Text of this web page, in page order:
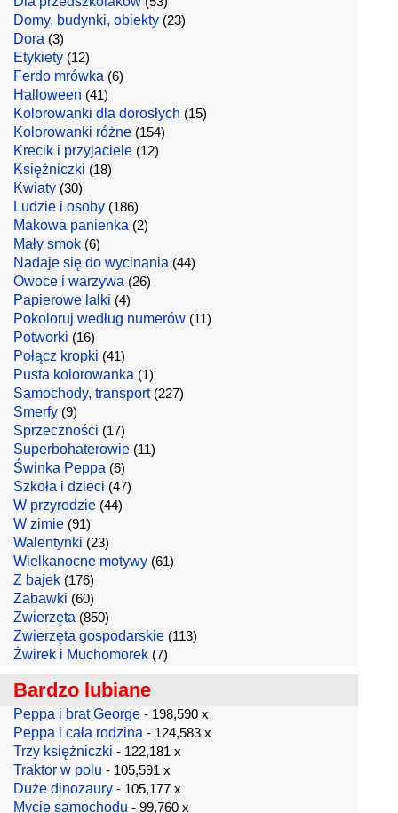
Domy, budynki, obiekty (23)
Dora (3)
Etykiety (12)
Ferdo mrówka (6)
Halloween (41)
Kolorowanki dla dorosłych (15)
Kolorowanki różne (154)
Krecik i przyjaciele (12)
Księżniczki (18)
Kwiaty (30)
Ludzie i osoby (186)
Makowa panienka (2)
Mały smok (6)
Nadaje się do wycinania (44)
Owoce i warzywa (26)
Papierowe lalki (4)
Pokoloruj według numerów (11)
Potworki (16)
Połącz kropki (41)
Pusta kolorowanka (1)
Samochody, transport(227)
Smerfy (9)
Sprzeczności (17)
Superbohaterowie (11)
Świnka Peppa (6)
Szkoła i dzieci (47)
W przyrodzie (44)
W zimie (91)
Walentynki (23)
Wielkanocne motywy (61)
Z bajek (176)
Zabawki (60)
Zwierzęta (850)
Zwierzęta gospodarskie (113)
Żwirek i Muchomorek (7)
Bardzo lubiane
Peppa i brat George - 198,590 x
Peppa i cała rodzina - 124,583 x
Trzy księżniczki - 122,181 x
Traktor w polu - 105,591 x
Duże dinozaury - 105,177 x
Mycie samochodu - 99,760 x